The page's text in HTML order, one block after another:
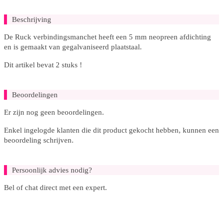
Beschrijving
De Ruck verbindingsmanchet heeft een 5 mm neopreen afdichting
en is gemaakt van gegalvaniseerd plaatstaal.
Dit artikel bevat 2 stuks !
Beoordelingen
Er zijn nog geen beoordelingen.
Enkel ingelogde klanten die dit product gekocht hebben, kunnen een
beoordeling schrijven.
Persoonlijk advies nodig?
Bel of chat direct met een expert.